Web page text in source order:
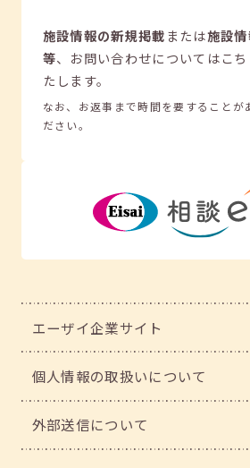
施設情報の新規掲載または施設
等、 お問い合わせについてはこ
たします。
なお、お返事まで時間を要することが
ださい。
エーザイ企業サイト
個人情報の取扱いについて
外部送信について